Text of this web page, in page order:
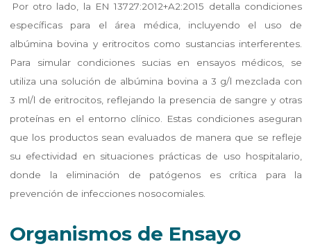
Por otro lado, la EN 13727:2012+A2:2015 detalla condiciones
específicas para el área médica, incluyendo el uso de
albúmina bovina y eritrocitos como sustancias interferentes.
Para simular condiciones sucias en ensayos médicos, se
utiliza una solución de albúmina bovina a 3 g/l mezclada con
3 ml/l de eritrocitos, reflejando la presencia de sangre y otras
proteínas en el entorno clínico. Estas condiciones aseguran
que los productos sean evaluados de manera que se refleje
su efectividad en situaciones prácticas de uso hospitalario,
donde la eliminación de patógenos es crítica para la
prevención de infecciones nosocomiales.
Organismos de Ensayo